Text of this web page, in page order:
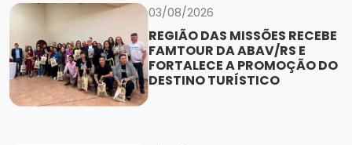
03/08/2026
REGIÃO DAS MISSÕES RECEBE
FAMTOUR DA ABAV/RS E
FORTALECE A PROMOÇÃO DO
DESTINO TURÍSTICO